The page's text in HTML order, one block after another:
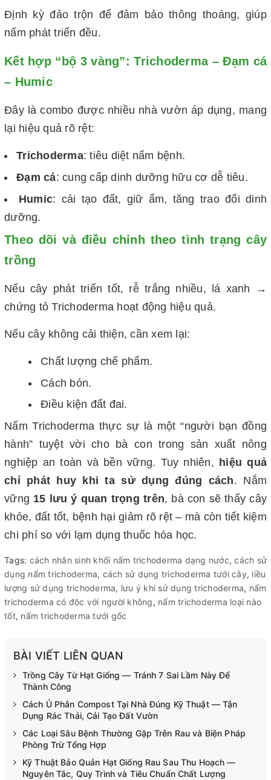
Định kỳ đảo trộn để đảm bảo thông thoáng, giúp
nấm phát triển đều.
Kết hợp “bộ 3 vàng”: Trichoderma – Đạm cá
– Humic
Đây là combo được nhiều nhà vườn áp dụng, mang
lại hiệu quả rõ rệt:
Trichoderma: tiêu diệt nấm bệnh.
Đạm cá: cung cấp dinh dưỡng hữu cơ dễ tiêu.
Humic: cải tạo đất, giữ ẩm, tăng trao đổi dinh
dưỡng.
Theo dõi và điều chỉnh theo tình trạng cây
trồng
Nếu cây phát triển tốt, rễ trắng nhiều, lá xanh →
chứng tỏ Trichoderma hoạt động hiệu quả.
Nếu cây không cải thiện, cần xem lại:
Chất lượng chế phẩm.
Cách bón.
Điều kiện đất đai.
Nấm Trichoderma thực sự là một “người bạn đồng
hành” tuyệt vời cho bà con trong sản xuất nông
nghiệp an toàn và bền vững. Tuy nhiên, hiệu quả
chỉ phát huy khi ta sử dụng đúng cách. Nắm
vững 15 lưu ý quan trọng trên, bà con sẽ thấy cây
khỏe, đất tốt, bệnh hại giảm rõ rệt – mà còn tiết kiệm
chi phí so với lạm dụng thuốc hóa học.
Tags: cách nhân sinh khối nấm trichoderma dạng nước,cách sử
dụng nấm trichoderma, cách sử dụng trichoderma tưới cây, liều
lượng sử dụng trichoderma, lưu ý khi sử dụng trichoderma, nấm
trichoderma có độc với người không, nấm trichoderma loại nào
tốt, nấm trichoderma tưới gốc
BÀI VIẾT LIÊN QUAN
Trồng Cây Từ Hạt Giống — Tránh 7 Sai Lầm Này Để
Thành Công
Cách Ủ Phân Compost Tại Nhà Đúng Kỹ Thuật — Tận
Dụng Rác Thải, Cải Tạo Đất Vườn
Các Loại Sâu Bệnh Thường Gặp Trên Rau và Biện Pháp
Phòng Trừ Tổng Hợp
Kỹ Thuật Bảo Quản Hạt Giống Rau Sau Thu Hoạch —
Nguyên Tắc, Quy Trình và Tiêu Chuẩn Chất Lượng